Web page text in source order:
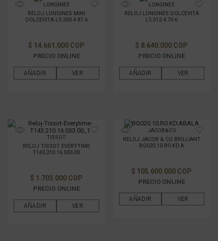
TAMAÑO DE CAJAS
MATERIAL DE LA CAJA
MATERIAL DE PULSO
FILTRAR POR PRECIO
LONGINES
RELOJ LONGINES MINI
DOLCEVITA L5.200.4.87.6
$ 14.661.000 COP
PRECIO ONLINE
AÑADIR VER
LONGINES
RELOJ LONGINES DOLCEVITA
L5.512.4.70.6
$ 8.640.000 COP
PRECIO ONLINE
AÑADIR VER
TISSOT
RELOJ TISSOT EVERYTIME
T143.210.16.033.00
$ 1.703.000 COP
PRECIO ONLINE
AÑADIR VER
JACOB&CO
RELOJ JACOB & CO BRILLIANT
BQ020.10.RO.KD.A
$ 105.600.000 COP
PRECIO ONLINE
AÑADIR VER